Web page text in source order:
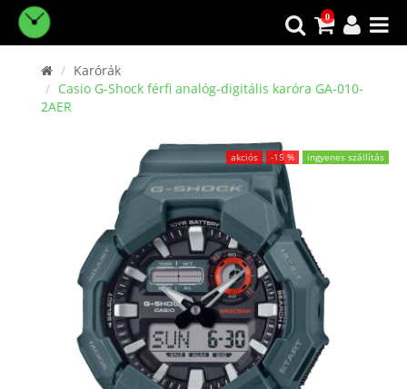
0
Karórák
Casio G-Shock férfi analóg-digitális karóra GA-010-
2AER
akciós -15 % ingyenes szállítás